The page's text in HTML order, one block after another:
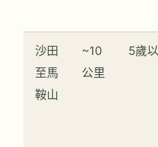
沙田
至馬
鞍山
~10
公里
5歲